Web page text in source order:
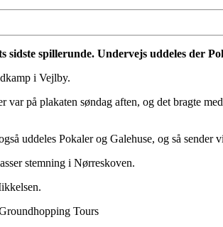
spillerunde. Undervejs uddeles der
i Vejlby.
var på plakaten søndag aften, og det bragte
uddeles Pokaler og Galehuse, og så
stemning i Nørreskoven.
Tours